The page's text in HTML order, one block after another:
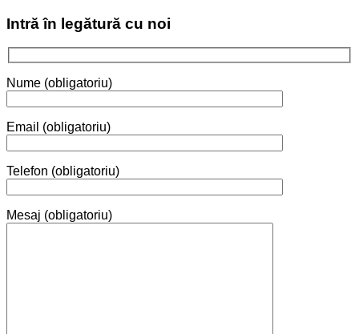
Intră în legătură cu noi
Nume (obligatoriu)
Email (obligatoriu)
Telefon (obligatoriu)
Mesaj (obligatoriu)